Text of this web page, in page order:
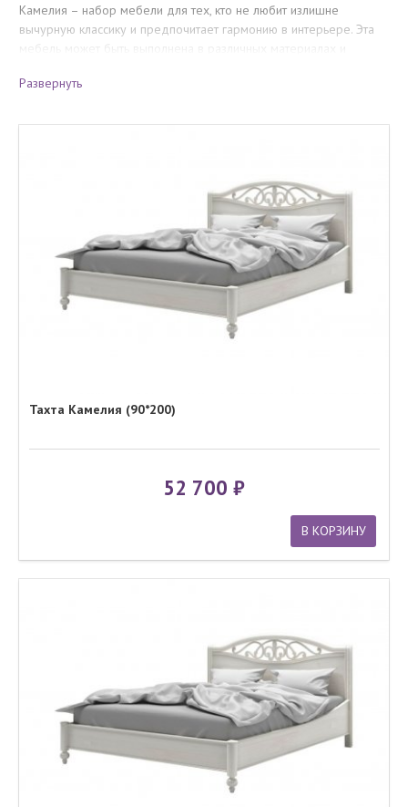
Камелия – набор мебели для тех, кто не любит излишне
вычурную классику и предпочитает гармонию в интерьере. Эта
выглядит как в древесных оттенках, с выраженной текстурой
Развернуть
Тахта Камелия (90*200)
52 700
В КОРЗИНУ